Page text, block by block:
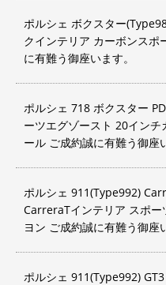
ポルシェ ボクスター
クインテリア カーボンスポ
に有難う御座います。
ポルシェ 718 ボクスター
ーツエグゾースト 20イン
ール ご成約誠に有難う御座
ポルシェ 911(Type992)
CarreraTインテリア スポー
ヨン ご成約誠に有難う御座
ポルシェ 911(Type992)